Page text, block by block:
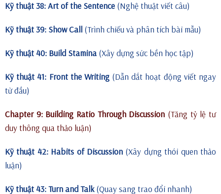
Kỹ thuật 38: Art of the Sentence (Nghệ thuật viết câu)
Kỹ thuật 39: Show Call (Trình chiếu và phân tích bài mẫu)
Kỹ thuật 40: Build Stamina (Xây dựng sức bền học tập)
Kỹ thuật 41: Front the Writing(Dẫn dắt hoạt động viết ngay
từ đầu)
Chapter 9: Building Ratio Through Discussion (Tăng tỷ lệ tư
duy thông qua thảo luận)
Kỹ thuật 42: Habits of Discussion (Xây dựng thói quen thảo
luận)
Kỹ thuật 43: Turn and Talk(Quay sang trao đổi nhanh)